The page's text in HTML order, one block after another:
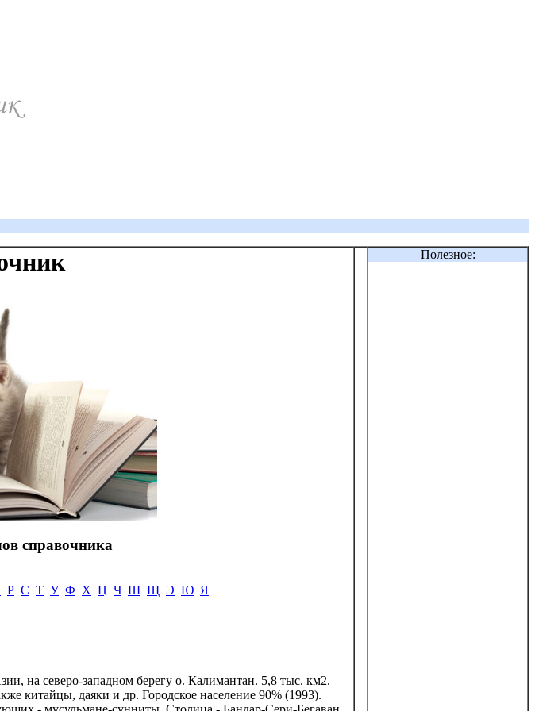
справочника
Р С Т У Ф Х Ц Ч Ш Щ Э Ю Я
на северо-западном берегу о. Калимантан. 5,8 тыс. км2.
китайцы, даяки и др. Городское население 90% (1993).
Полезное: